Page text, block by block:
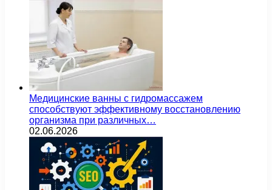
Медицинские ванны с гидромассажем
способствуют эффективному восстановлению
организма при различных…
02.06.2026